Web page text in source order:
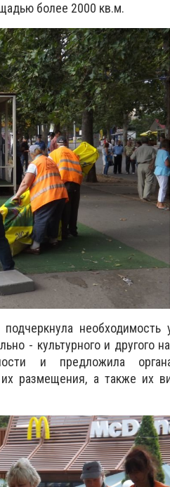
более 2000 кв.м.
необходимость
- культурного и другого
и предложила
их размещения, а также их